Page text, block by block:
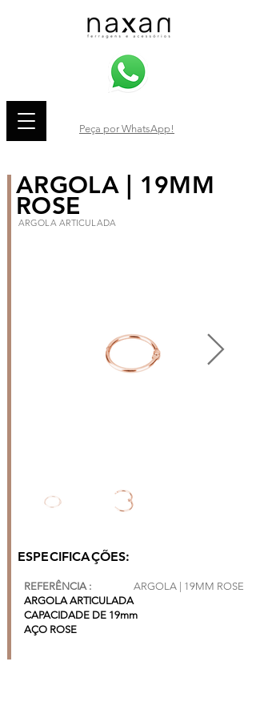
Peça por WhatsApp!
ARGOLA | 19MM
ROSE
ARGOLA ARTICULADA
ESPECIFICAÇÕES:
REFERÊNCIA :
ARGOLA | 19MM ROSE
ARGOLA ARTICULADA
CAPACIDADE DE 19mm
AÇO ROSE